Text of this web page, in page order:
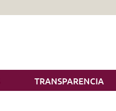
TRANSPARENCIA